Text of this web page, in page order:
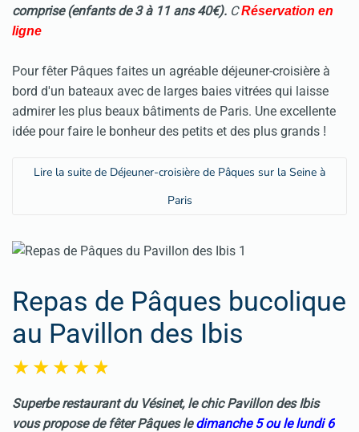
comprise (enfants de 3 à 11 ans 40€). C Réservation en
ligne
Pour fêter Pâques faites un agréable déjeuner-croisière à
bord d'un bateaux avec de larges baies vitrées qui laisse
admirer les plus beaux bâtiments de Paris. Une excellente
idée pour faire le bonheur des petits et des plus grands !
Lire la suite de Déjeuner-croisière de Pâques sur la Seine à
Paris
Repas de Pâques bucolique
au Pavillon des Ibis
Superbe restaurant du Vésinet, le chic Pavillon des Ibis
vous propose de fêterPâques ledimanche 5 ou le lundi 6